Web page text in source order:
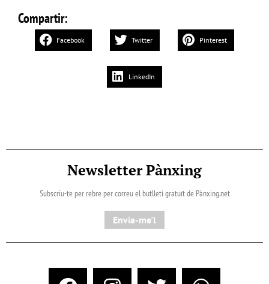
Compartir:
Facebook Twitter Pinterest
LinkedIn
Newsletter Pànxing
Subscriu-te per rebre per correu el butlletí gratuït de Pànxing.net​
Envia-me'l